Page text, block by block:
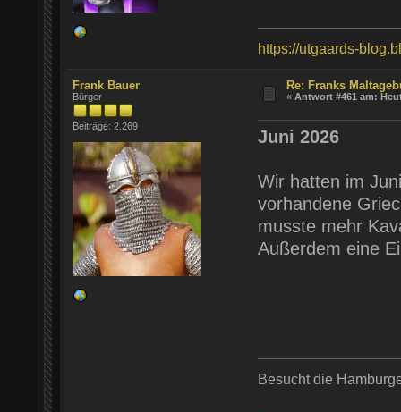
https://utgaards-
Frank Bauer
Bürger
Beiträge: 2.269
Re: Franks
«Antwort #461 am:
Juni 2026
Wir hatten im
vorhandene
musste mehr
Außerdem eine
Besucht die